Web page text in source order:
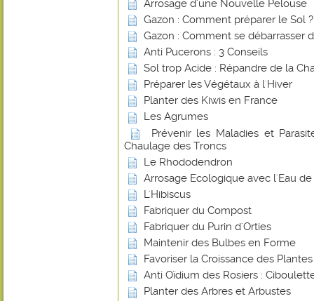
Arrosage d'une Nouvelle Pelouse
Gazon : Comment préparer le Sol ?
Gazon : Comment se débarrasser
Anti Pucerons : 3 Conseils
Sol trop Acide : Répandre de la
Préparer les Végétaux à l'Hiver
Planter des Kiwis en France
Les Agrumes
Prévenir les Maladies et
Chaulage des Troncs
Le Rhododendron
Arrosage Ecologique avec l'Eau
L'Hibiscus
Fabriquer du Compost
Fabriquer du Purin d'Orties
Maintenir des Bulbes en Forme
Favoriser la Croissance des
Anti Oïdium des Rosiers :
Planter des Arbres et Arbustes